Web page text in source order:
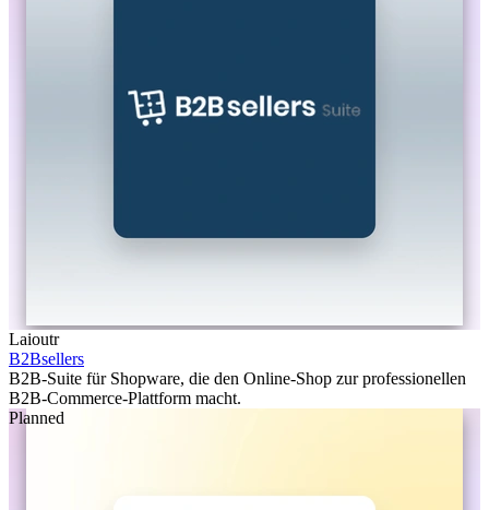
Laioutr
B2Bsellers
B2B-Suite für Shopware, die den Online-Shop zur professionellen
B2B-Commerce-Plattform macht.
Planned